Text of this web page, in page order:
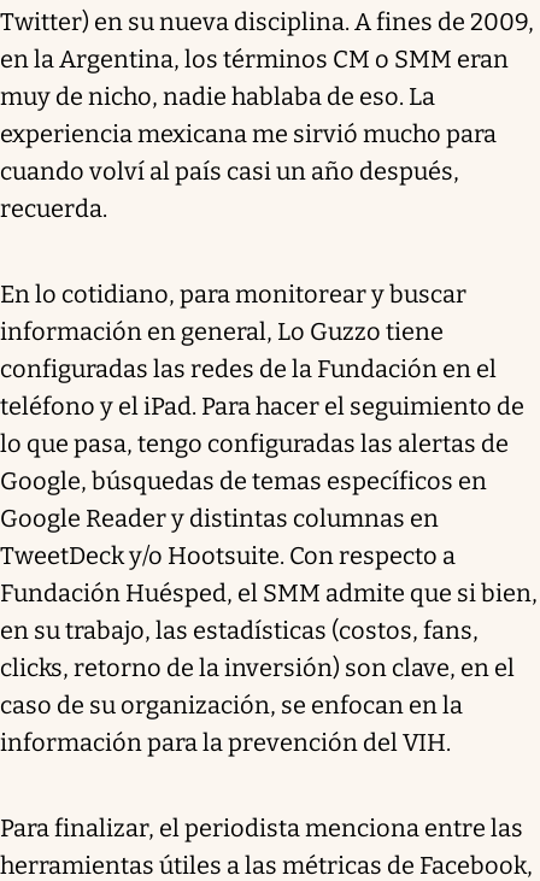
Twitter) en su nueva disciplina. A fines de 2009,
en la Argentina, los términos CM o SMM eran
muy de nicho, nadie hablaba de eso. La
experiencia mexicana me sirvió mucho para
cuando volví al país casi un año después,
recuerda.
En lo cotidiano, para monitorear y buscar
información en general, Lo Guzzo tiene
configuradas las redes de la Fundación en el
teléfono y el iPad. Para hacer el seguimiento de
lo que pasa, tengo configuradas las alertas de
Google, búsquedas de temas específicos en
Google Reader y distintas columnas en
TweetDeck y/o Hootsuite. Con respecto a
Fundación Huésped, el SMM admite que si bien,
en su trabajo, las estadísticas (costos, fans,
clicks, retorno de la inversión) son clave, en el
caso de su organización, se enfocan en la
información para la prevención del VIH.
Para finalizar, el periodista menciona entre las
herramientas útiles a las métricas de Facebook,